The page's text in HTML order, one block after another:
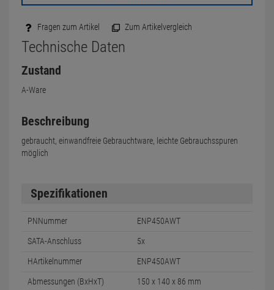
Fragen zum Artikel Zum Artikelvergleich
Technische Daten
Zustand
A-Ware
Beschreibung
gebraucht, einwandfreie Gebrauchtware, leichte Gebrauchsspuren
möglich
Spezifikationen
PNNummer ENP450AWT
SATA-Anschluss 5x
HArtikelnummer ENP450AWT
Abmessungen (BxHxT) 150 x 140 x 86 mm